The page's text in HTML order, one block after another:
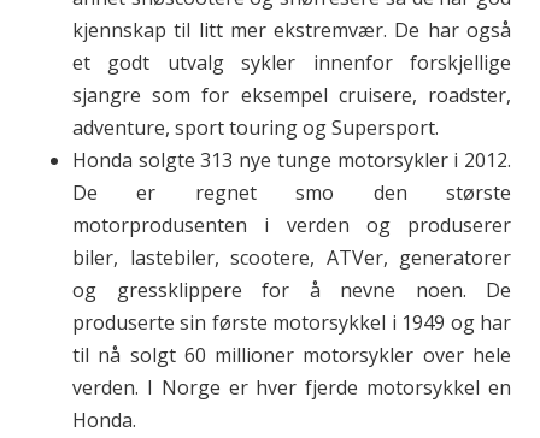
kjennskap til litt mer ekstremvær. De har også
et godt utvalg sykler innenfor forskjellige
sjangre som for eksempel cruisere, roadster,
adventure, sport touring og Supersport.
Honda solgte 313 nye tunge motorsykler i 2012.
De er regnet smo den største
motorprodusenten i verden og produserer
biler, lastebiler, scootere, ATVer, generatorer
og gressklippere for å nevne noen. De
produserte sin første motorsykkel i 1949 og har
til nå solgt 60 millioner motorsykler over hele
verden. I Norge er hver fjerde motorsykkel en
Honda.